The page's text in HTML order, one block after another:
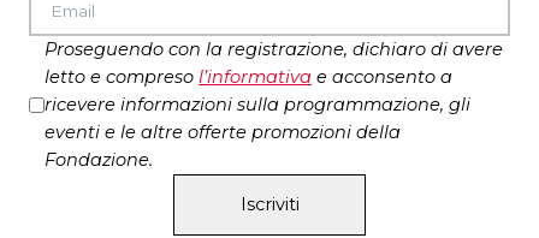
Proseguendo con la registrazione, dichiaro di avere
letto e compreso l’informativa e acconsento a
ricevere informazioni sulla programmazione, gli
eventi e le altre offerte promozioni della
Fondazione.
Iscriviti